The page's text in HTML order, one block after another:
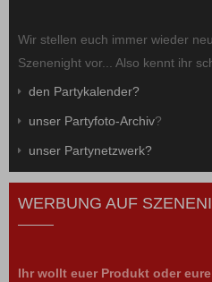
Wir stellen euch immer wieder
Szenenight vor... Also kennt ihr
den Partykalender?
unser Partyfoto-Archiv?
unser Partynetzwerk?
WERBUNG AUF
Ihr wollt euer Produkt oder